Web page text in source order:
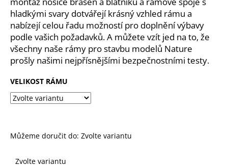
hladkými svary dotvářejí krásný vzhled rámu a
nabízejí celou řadu možností pro doplnění výbavy
podle vašich požadavků. A můžete vzít jed na to, že
všechny naše rámy pro stavbu modelů Nature
prošly našimi nejpřísnějšími bezpečnostními testy.
VELIKOST RÁMU
Můžeme doručit do: Zvolte variantu
Zvolte variantu
p
o
r
u
č
u
j
e
m